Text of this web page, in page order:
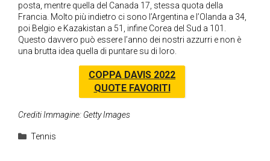
posta, mentre quella del Canada 17, stessa quota della
Francia. Molto più indietro ci sono l’Argentina e l’Olanda a 34,
poi Belgio e Kazakistan a 51, infine Corea del Sud a 101.
Questo davvero può essere l’anno dei nostri azzurri e non è
una brutta idea quella di puntare su di loro.
COPPA DAVIS 2022
QUOTE FAVORITI
Crediti Immagine: Getty Images
Categorie
Tennis